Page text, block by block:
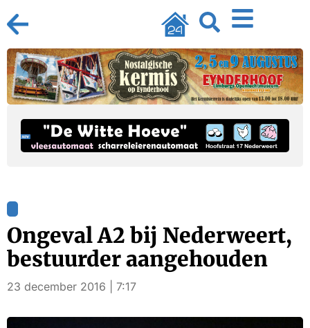
Ongeval A2 bij Nederweert,
bestuurder aangehouden
23 december 2016 | 7:17